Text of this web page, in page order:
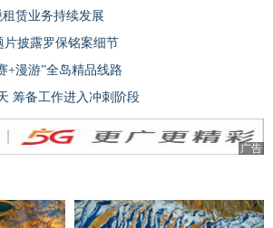
赁业务持续发展
披露罗保铭案细节
+漫游”全岛精品线路
筹备工作进入冲刺阶段
广告